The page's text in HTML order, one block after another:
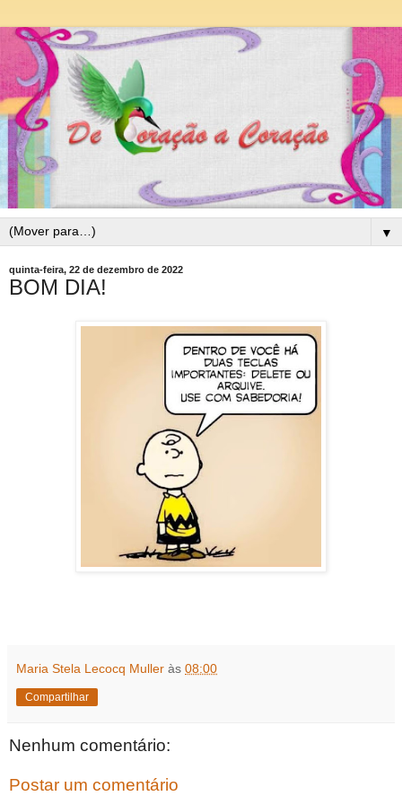
▼
quinta-feira, 22 de dezembro de 2022
BOM DIA!
Maria Stela Lecocq Muller às 08:00
Compartilhar
Nenhum comentário:
Postar um comentário